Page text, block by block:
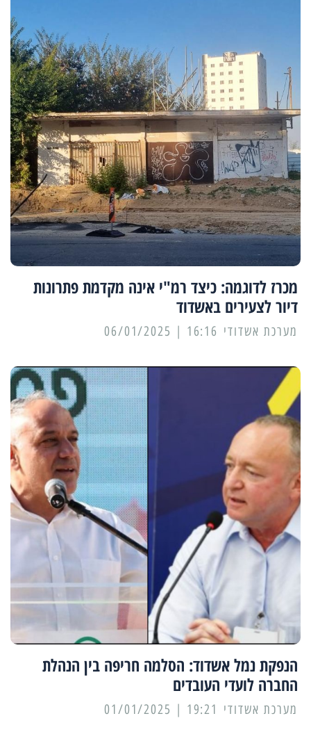
מכרז לדוגמה: כיצד רמ"י אינה מקדמת פתרונות
דיור לצעירים באשדוד
מערכת אשדודי 16:16 | 06/01/2025
הנפקת נמל אשדוד: הסלמה חריפה בין הנהלת
החברה לועדי העובדים
מערכת אשדודי 19:21 | 01/01/2025